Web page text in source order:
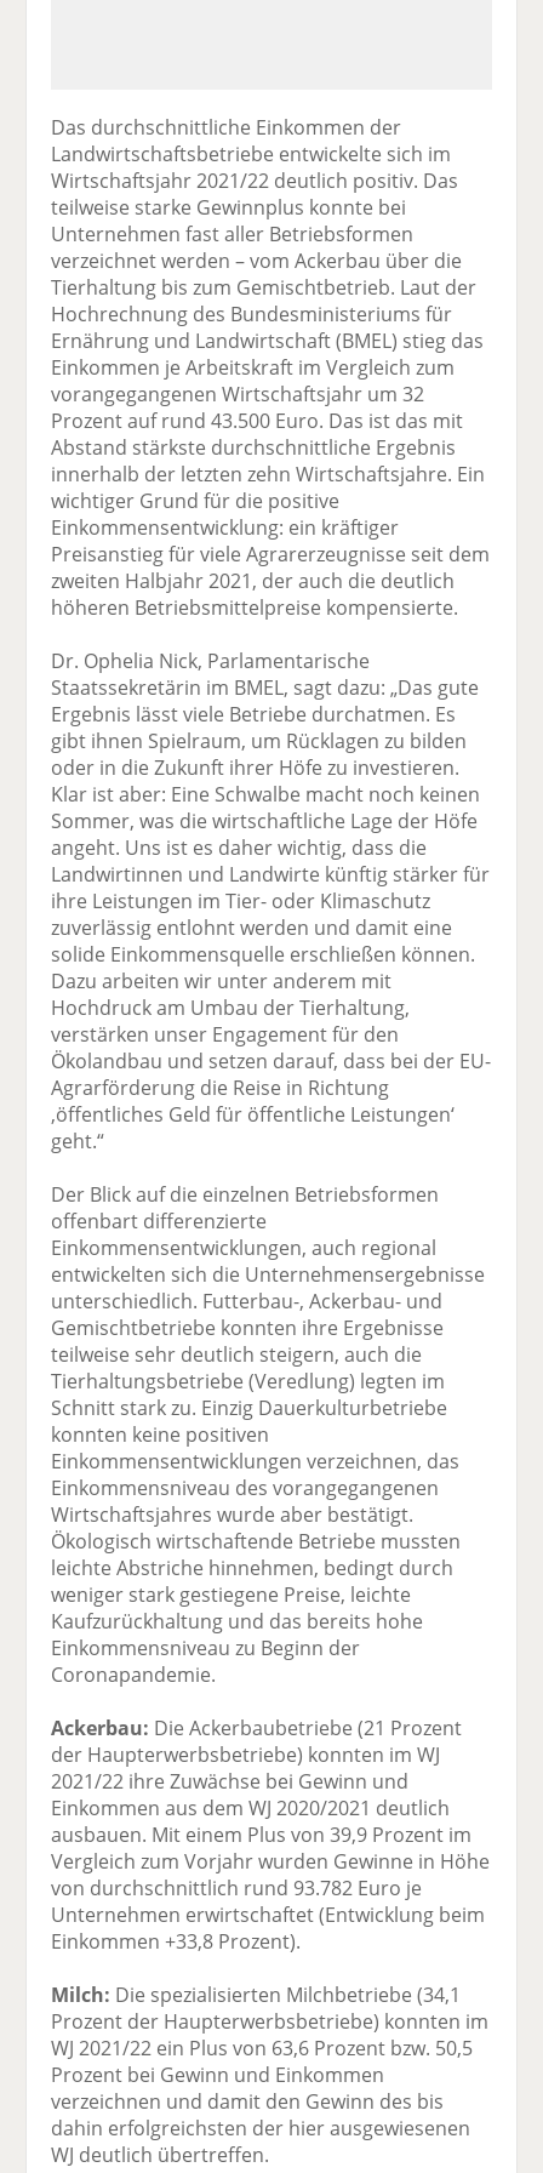
Das durchschnittliche Einkommen der
Landwirtschaftsbetriebe entwickelte sich im
Wirtschaftsjahr 2021/22 deutlich positiv. Das
teilweise starke Gewinnplus konnte bei
Unternehmen fast aller Betriebsformen
verzeichnet werden – vom Ackerbau über die
Tierhaltung bis zum Gemischtbetrieb. Laut der
Hochrechnung des Bundesministeriums für
Ernährung und Landwirtschaft (BMEL) stieg das
Einkommen je Arbeitskraft im Vergleich zum
vorangegangenen Wirtschaftsjahr um 32
Prozent auf rund 43.500 Euro. Das ist das mit
Abstand stärkste durchschnittliche Ergebnis
innerhalb der letzten zehn Wirtschaftsjahre. Ein
wichtiger Grund für die positive
Einkommensentwicklung: ein kräftiger
Preisanstieg für viele Agrarerzeugnisse seit dem
zweiten Halbjahr 2021, der auch die deutlich
höheren Betriebsmittelpreise kompensierte.
Dr. Ophelia Nick, Parlamentarische
Staatssekretärin im BMEL, sagt dazu: „Das gute
Ergebnis lässt viele Betriebe durchatmen. Es
gibt ihnen Spielraum, um Rücklagen zu bilden
oder in die Zukunft ihrer Höfe zu investieren.
Klar ist aber: Eine Schwalbe macht noch keinen
Sommer, was die wirtschaftliche Lage der Höfe
angeht. Uns ist es daher wichtig, dass die
Landwirtinnen und Landwirte künftig stärker für
ihre Leistungen im Tier- oder Klimaschutz
zuverlässig entlohnt werden und damit eine
solide Einkommensquelle erschließen können.
Dazu arbeiten wir unter anderem mit
Hochdruck am Umbau der Tierhaltung,
verstärken unser Engagement für den
Ökolandbau und setzen darauf, dass bei der EU-
Agrarförderung die Reise in Richtung
‚öffentliches Geld für öffentliche Leistungen‘
geht.“
Der Blick auf die einzelnen Betriebsformen
offenbart differenzierte
Einkommensentwicklungen, auch regional
entwickelten sich die Unternehmensergebnisse
unterschiedlich. Futterbau-, Ackerbau- und
Gemischtbetriebe konnten ihre Ergebnisse
teilweise sehr deutlich steigern, auch die
Tierhaltungsbetriebe (Veredlung) legten im
Schnitt stark zu. Einzig Dauerkulturbetriebe
konnten keine positiven
Einkommensentwicklungen verzeichnen, das
Einkommensniveau des vorangegangenen
Wirtschaftsjahres wurde aber bestätigt.
Ökologisch wirtschaftende Betriebe mussten
leichte Abstriche hinnehmen, bedingt durch
weniger stark gestiegene Preise, leichte
Kaufzurückhaltung und das bereits hohe
Einkommensniveau zu Beginn der
Coronapandemie.
Ackerbau: Die Ackerbaubetriebe (21 Prozent
der Haupterwerbsbetriebe) konnten im WJ
2021/22 ihre Zuwächse bei Gewinn und
Einkommen aus dem WJ 2020/2021 deutlich
ausbauen. Mit einem Plus von 39,9 Prozent im
Vergleich zum Vorjahr wurden Gewinne in Höhe
von durchschnittlich rund 93.782 Euro je
Unternehmen erwirtschaftet (Entwicklung beim
Einkommen +33,8 Prozent).
Milch: Die spezialisierten Milchbetriebe (34,1
Prozent der Haupterwerbsbetriebe) konnten im
WJ 2021/22 ein Plus von 63,6 Prozent bzw. 50,5
Prozent bei Gewinn und Einkommen
verzeichnen und damit den Gewinn des bis
dahin erfolgreichsten der hier ausgewiesenen
WJ deutlich übertreffen.